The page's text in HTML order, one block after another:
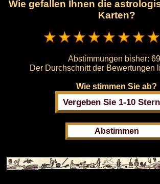
Wie gefallen Ihnen die
Karten?
Abstimmungen bisher:
Der Durchschnitt der Bewertungen
Wie stimmen Sie ab?